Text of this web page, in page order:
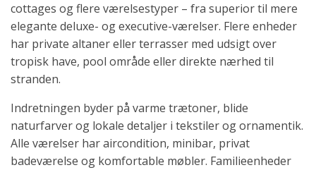
cottages og flere værelsestyper – fra superior til mere
elegante deluxe- og executive-værelser. Flere enheder
har private altaner eller terrasser med udsigt over
tropisk have, pool område eller direkte nærhed til
stranden.
Indretningen byder på varme trætoner, blide
naturfarver og lokale detaljer i tekstiler og ornamentik.
Alle værelser har aircondition, minibar, privat
badeværelse og komfortable møbler. Familieenheder